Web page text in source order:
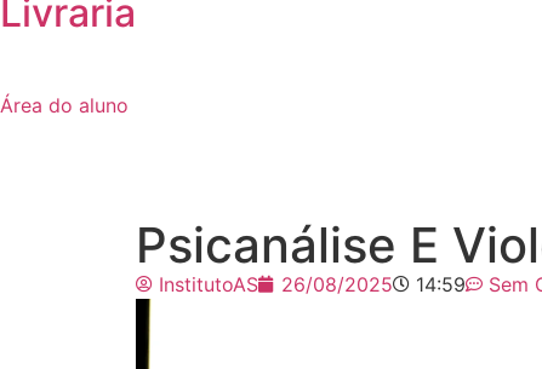
Livraria
Área do aluno
Psicanálise E
InstitutoAS 26/08/2025 14:59 Sem